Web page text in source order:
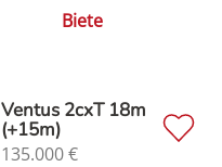
Biete
Ventus 2cxT 18m
(+15m)
135.000€